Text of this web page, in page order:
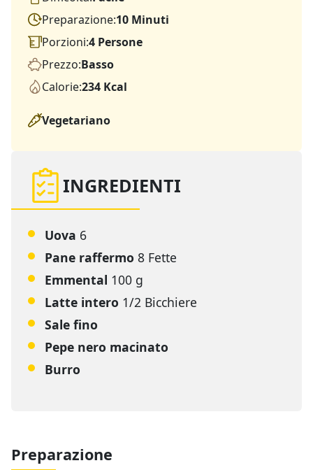
Preparazione:10 Minuti
Porzioni:4 Persone
Prezzo:Basso
Calorie:234 Kcal
Vegetariano
INGREDIENTI
Uova 6
Pane raffermo 8 Fette
Emmental 100 g
Latte intero 1/2 Bicchiere
Sale fino
Pepe nero macinato
Burro
Preparazione